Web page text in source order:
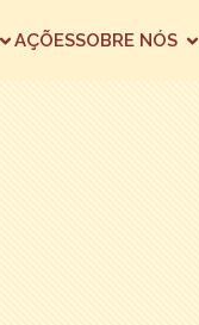
AÇÕESSOBRE NÓS